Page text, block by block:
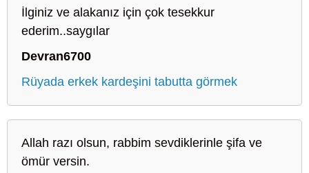
İlginiz ve alakanız için çok tesekkur
ederim..saygılar
Devran6700
Rüyada erkek kardeşini tabutta görmek
Allah razı olsun, rabbim sevdiklerinle şifa ve
ömür versin.